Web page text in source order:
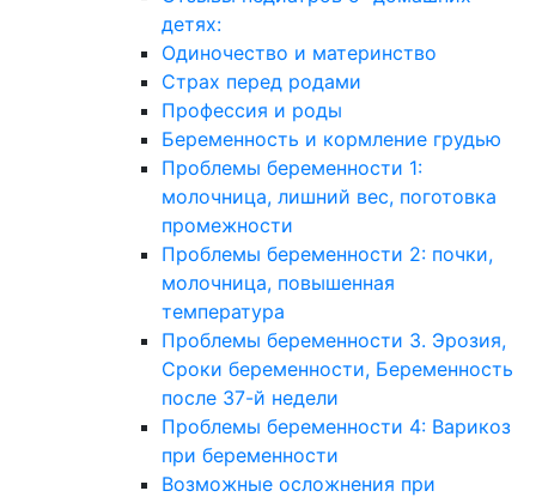
детях:
Одиночество и материнство
Страх перед родами
Профессия и роды
Беременность и кормление грудью
Проблемы беременности 1:
молочница, лишний вес, поготовка
промежности
Проблемы беременности 2: почки,
молочница, повышенная
температура
Проблемы беременности 3. Эрозия,
Сроки беременности, Беременность
после 37-й недели
Проблемы беременности 4: Варикоз
при беременности
Возможные осложнения при